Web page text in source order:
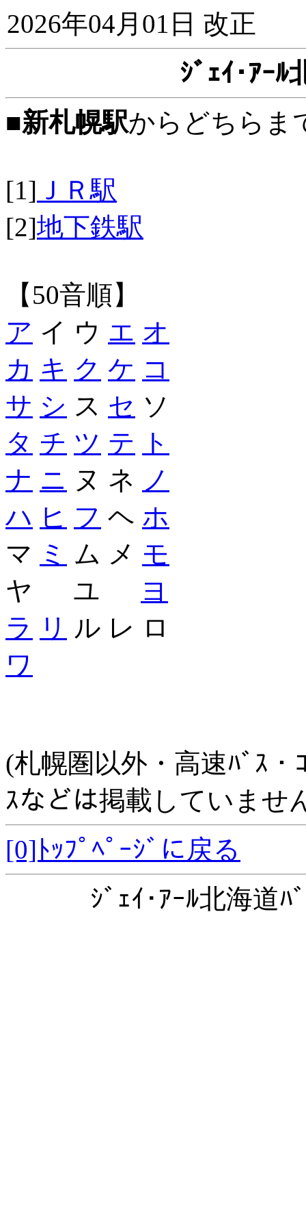
2026年04月01日 改正
ｼﾞｪｲ･ｱｰﾙ
■新札幌駅からどちらま
[1] ＪＲ駅
[2]地下鉄駅
【50音順】
ア イ ウ エ オ
カ キ ク ケ コ
サ シ ス セ ソ
タ チ ツ テ
ト
ナ ニ ヌ ネ ノ
ハ ヒ フ ヘ ホ
マ ミ ム メ モ
ヤ ユ
ヨ
ラ
リ ル レ ロ
ワ
(札幌圏以外・高速ﾊﾞｽ・
ｽなどは掲載していませ
[0]ﾄｯﾌﾟﾍﾟｰｼﾞに戻る
ｼﾞｪｲ･ｱｰﾙ北海道